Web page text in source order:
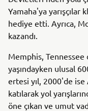
Yamaha'ya yarışçılar
hediye etti. Ayrıca,
kazandı.
Memphis,
yaşındayken ulusal
ertesi yıl, 2000'de
katılarak yol
öne çıkan ve umut